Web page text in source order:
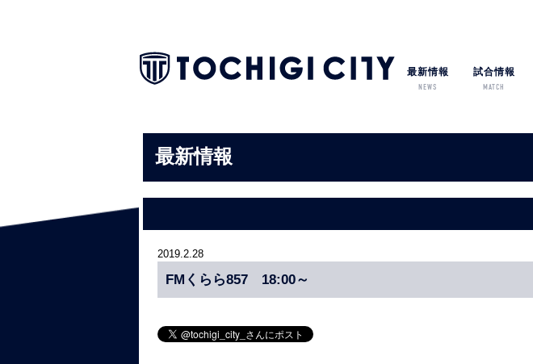
最新情報
NEWS
試合情報
MATCH
最新情報
2019.2.28
FMくらら857 18:00～